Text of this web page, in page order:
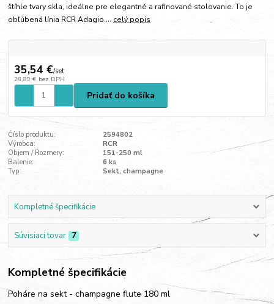
štíhle tvary skla, ideálne pre elegantné a rafinované stolovanie. To je
obľúbená línia RCR Adagio.... celý popis
35,54 €/set
28,89 € bez DPH
Pridať do košíka
Číslo produktu:
2594802
Výrobca:
RCR
Objem / Rozmery:
151-250 ml
Balenie:
6 ks
Typ:
Sekt, champagne
Kompletné špecifikácie
Súvisiaci tovar 7
Kompletné špecifikácie
Poháre na sekt - champagne flute 180 ml